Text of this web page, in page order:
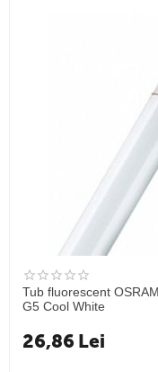
Tub fluorescent OSRAM L
G5 Cool White
26,86 Lei